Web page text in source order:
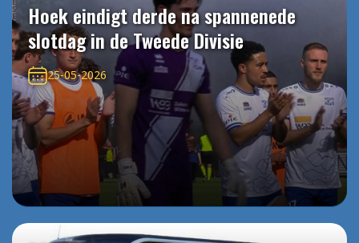
Hoek eindigt derde na spannenede
slotdag in de Tweede Divisie
25-05-2026